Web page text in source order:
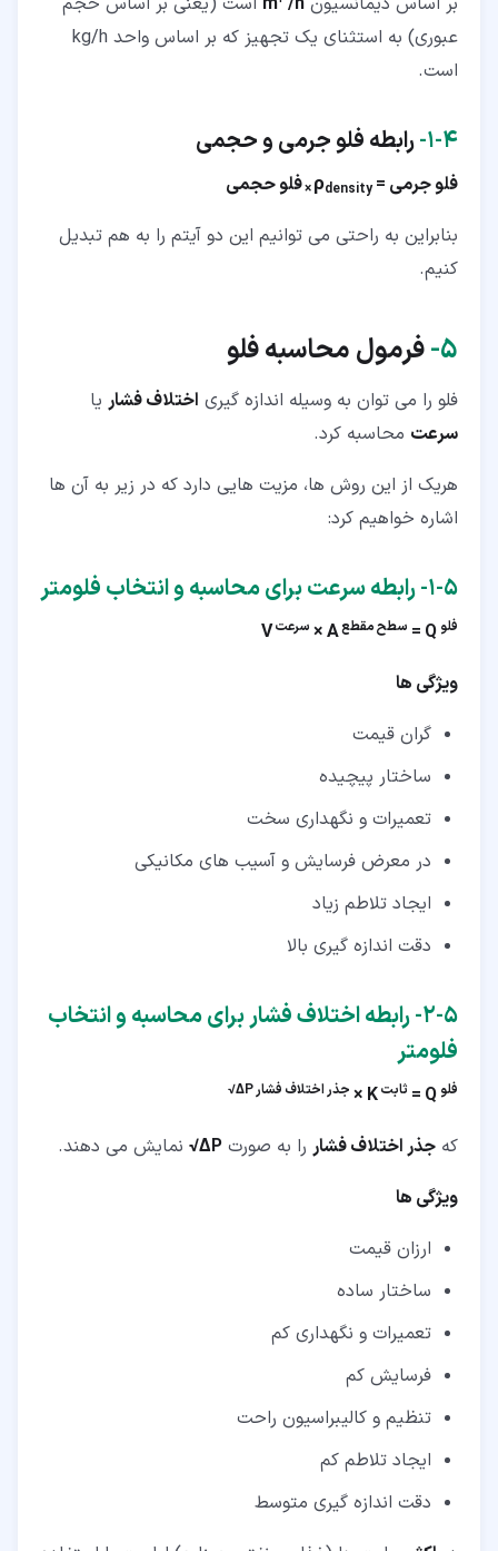
عبوری) به استثنای یک تجهیز که بر اساس واحد kg/h
است.
۴‏-‏۱‏- رابطه فلو جرمی و حجمی
فلو جرمی = ρdensity
×فلو حجمی
بنابراین به راحتی می توانیم این دو آیتم را به هم تبدیل
کنیم.
۵‏- فرمول محاسبه فلو
فلو را می توان به وسیله اندازه گیری اختلاف فشار یا
سرعت محاسبه کرد.
هریک از این روش ها، مزیت هایی دارد که در زیر به آن ها
اشاره خواهیم کرد:
۵‏-‏۱‏- رابطه سرعت برای محاسبه و انتخاب فلومتر
فلو سطح مقطعA × سرعتV
ویژگی ها
گران قیمت
ساختار پیچیده
تعمیرات و نگهداری سخت
در معرض فرسایش و آسیب های مکانیکی
ایجاد تلاطم زیاد
دقت اندازه گیری بالا
۵‏-‏۲‏- رابطه اختلاف فشار برای محاسبه و انتخاب
فلومتر
فلو ثابتK × جذر اختلاف فشار ΔP√
که جذر اختلاف فشار را به صورت ΔP√
نمایش می دهند.
ویژگی ها
ارزان قیمت
ساختار ساده
تعمیرات و نگهداری کم
فرسایش کم
تنظیم و کالیبراسیون راحت
ایجاد تلاطم کم
دقت اندازه گیری متوسط